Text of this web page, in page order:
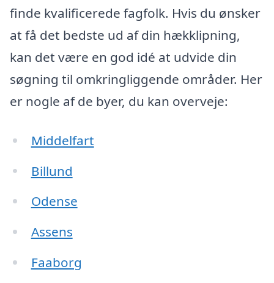
finde kvalificerede fagfolk. Hvis du ønsker
at få det bedste ud af din hækklipning,
kan det være en god idé at udvide din
søgning til omkringliggende områder. Her
er nogle af de byer, du kan overveje:
Middelfart
Billund
Odense
Assens
Faaborg